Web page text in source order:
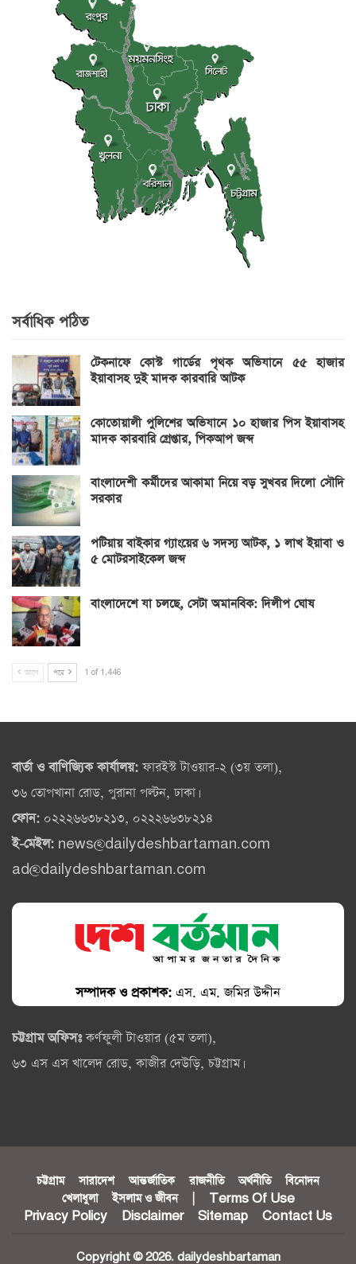
সর্বাধিক পঠিত
টেকনাফে কোস্ট গার্ডের পৃথক অভিযানে ৫৫ হাজার
ইয়াবাসহ দুই মাদক কারবারি আটক
কোতোয়ালী পুলিশের অভিযানে ১০ হাজার পিস ইয়াবাসহ
মাদক কারবারি গ্রেপ্তার, পিকআপ জব্দ
বাংলাদেশী কর্মীদের আকামা নিয়ে বড় সুখবর দিলো সৌদি
সরকার
পটিয়ায় বাইকার গ্যাংয়ের ৬ সদস্য আটক, ১ লাখ ইয়াবা ও
৫ মোটরসাইকেল জব্দ
বাংলাদেশে যা চলছে, সেটা অমানবিক: দিলীপ ঘোষ
আগে পরে 1 of 1,446
বার্তা ও বাণিজ্যিক কার্যালয়:ফারইস্ট টাওয়ার-২ (৩য় তলা),
৩৬ তোপখানা রোড, পুরানা পল্টন, ঢাকা।
ফোন: ০২২২৬৬৩৮২১৩, ০২২২৬৬৩৮২১৪
ই-মেইল: news@dailydeshbartaman.com
ad@dailydeshbartaman.com
সম্পাদক ও প্রকাশক: এস. এম. জমির উদ্দীন
চট্টগ্রাম অফিসঃকর্ণফুলী টাওয়ার (৫ম তলা),
৬৩ এস এস খালেদ রোড, কাজীর দেউড়ি, চট্টগ্রাম।
চট্টগ্রাম সারাদেশ আন্তর্জাতিক রাজনীতি অর্থনীতি
বিনোদন
খেলাধুলা
ইসলাম ও জীবন
Terms Of Use
Privacy Policy
Disclaimer Sitemap Contact Us
Copyright © 2026. dailydeshbartaman